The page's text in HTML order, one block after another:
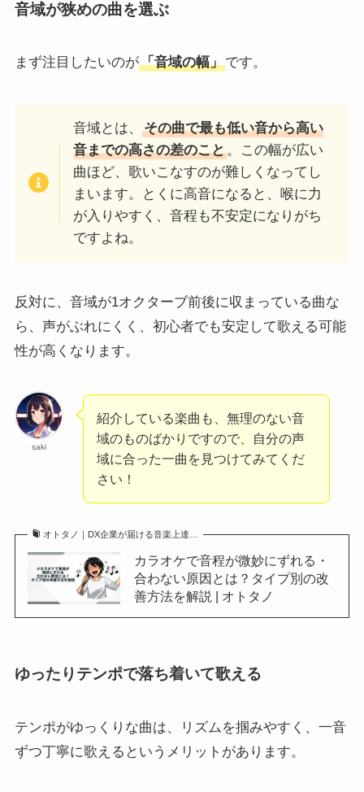
音域が狭めの曲を選ぶ
まず注目したいのが「音域の幅」です。
音域とは、その曲で最も低い音から高い
音までの高さの差のこと。この幅が広い
曲ほど、歌いこなすのが難しくなってし
まいます。とくに高音になると、喉に力
が入りやすく、音程も不安定になりがち
ですよね。
反対に、音域が1オクターブ前後に収まっている曲な
ら、声がぶれにくく、初心者でも安定して歌える可能
性が高くなります。
saki
紹介している楽曲も、無理のない音
域のものばかりですので、自分の声
域に合った一曲を見つけてみてくだ
さい！
オトタノ｜DX企業が届ける音楽上達…
カラオケで音程が微妙にずれる・
合わない原因とは？タイプ別の改
善方法を解説 | オトタノ
ゆったりテンポで落ち着いて歌える
テンポがゆっくりな曲は、リズムを掴みやすく、一音
ずつ丁寧に歌えるというメリットがあります。